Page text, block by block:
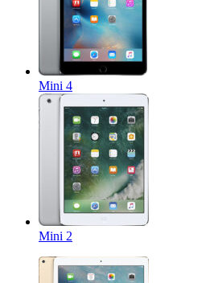
Mini 4
Mini 2